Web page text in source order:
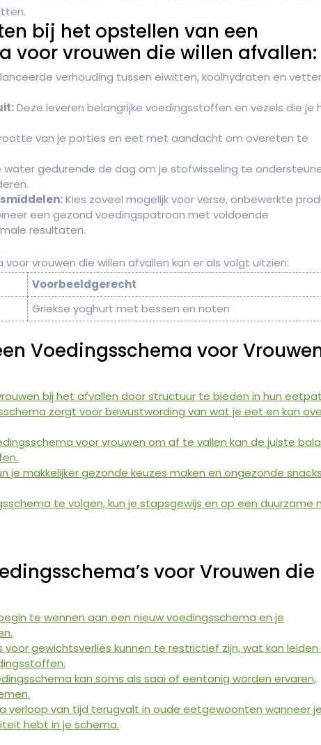
bij het opstellen van een
voor vrouwen die willen afvallen:
verhouding tussen eiwitten, koolhydraten en
Deze leveren belangrijke voedingsstoffen en vezels die je
van je porties en eet met aandacht om overeten te
water gedurende de dag om je stofwisseling te
Kies zoveel mogelijk voor verse, onbewerkte
een gezond voedingspatroon met voldoende
resultaten.
vrouwen die willen afvallen kan er als volgt uitzien:
Voorbeeldgerecht
Griekse yoghurt met bessen en noten
Voedingsschema voor
bij het afvallen door structuur te bieden in hun
zorgt voor bewustwording van wat je eet en kan
voor vrouwen om af te vallen kan de juiste
je makkelijker gezonde keuzes maken en ongezonde snacks
te volgen, kun je stapsgewijs en op een duurzame
voor Vrouwen die
te wennen aan een nieuw voedingsschema en je
voor gewichtsverlies kunnen te restrictief zijn, wat kan
kan soms als saai of eentonig worden ervaren,
verloop van tijd terugvalt in oude eetgewoonten wanneer
hebt in je schema.